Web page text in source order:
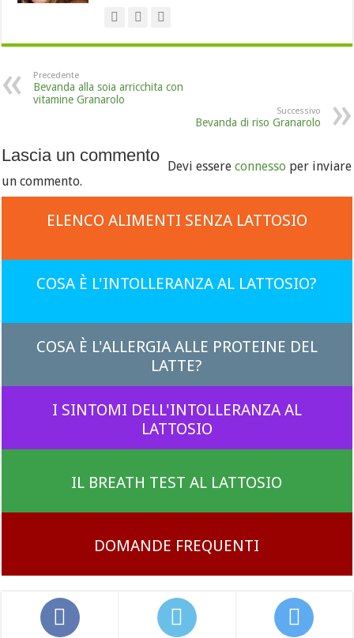
Precedente
Bevanda alla soia arricchita con
vitamine Granarolo
Successivo
Bevanda di riso Granarolo
Lascia un commento
Devi essereconnesso per inviare
un commento.
ELENCO ALIMENTI SENZA LATTOSIO
COSA È L'INTOLLERANZA AL LATTOSIO?
COSA È L'ALLERGIA ALLE PROTEINE DEL
LATTE?
I SINTOMI DELL'INTOLLERANZA AL
LATTOSIO
IL BREATH TEST AL LATTOSIO
DOMANDE FREQUENTI